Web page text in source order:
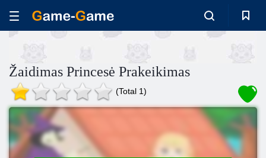
Žaidimas Princesė Prakeikimas
(Total 1)